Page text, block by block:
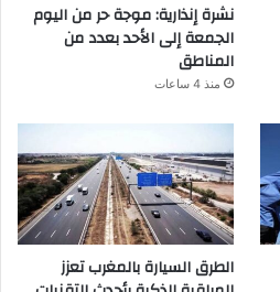
نشرة إنذارية: موجة حر من اليوم
الجمعة إلى الأحد بعدد من
المناطق
منذ 4 ساعات
الطرق السيارة بالمغرب تعزز